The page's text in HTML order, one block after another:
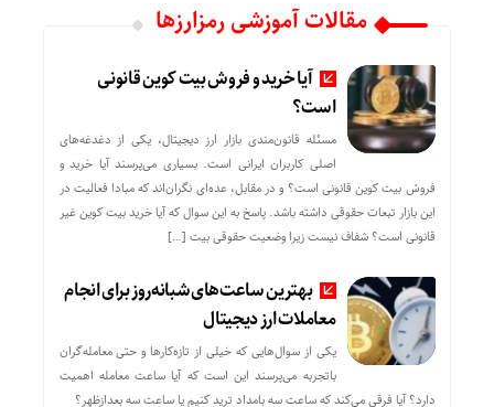
مقالات آموزشی رمزارزها
آیا خرید و فروش بیت کوین قانونی
است؟
مسئله قانون‌مندی بازار ارز دیجیتال، یکی از دغدغه‌های
اصلی کاربران ایرانی است. بسیاری می‌پرسند آیا خرید و
فروش بیت کوین قانونی است؟ و در مقابل، عده‌ای نگران‌اند که مبادا فعالیت در
این بازار تبعات حقوقی داشته باشد. پاسخ به این سوال که آیا خرید بیت کوین غیر
قانونی است؟ شفاف نیست زیرا وضعیت حقوقی بیت‌ […]
بهترین ساعت‌های شبانه‌روز برای انجام
معاملات ارز دیجیتال
یکی از سوال‌هایی که خیلی از تازه‌کارها و حتی معامله‌گران
باتجربه می‌پرسند این است که آیا ساعت معامله اهمیت
دارد؟ آیا فرقی می‌کند که ساعت سه بامداد ترید کنیم یا ساعت سه بعدازظهر؟